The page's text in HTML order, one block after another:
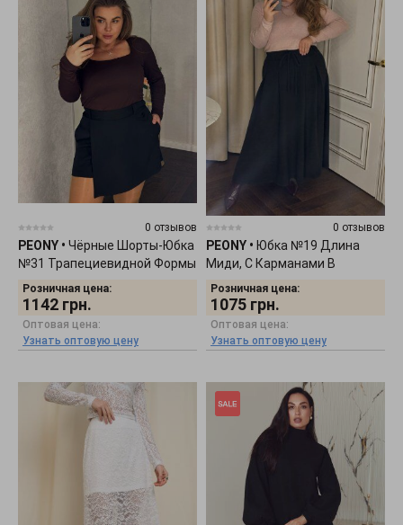
0 отзывов
PEONY • Чёрные Шорты-Юбка
№31 Трапециевидной Формы
0501261
Розничная цена:
1142 грн.
Оптовая цена:
Узнать оптовую цену
0 отзывов
PEONY • Юбка №19 Длина
Миди, С Карманами В
Боковых Швах 0312251
Розничная цена:
1075 грн.
Оптовая цена:
Узнать оптовую цену